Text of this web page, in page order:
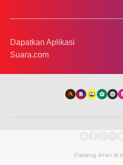
Dapatkan Aplikasi
Suara.com